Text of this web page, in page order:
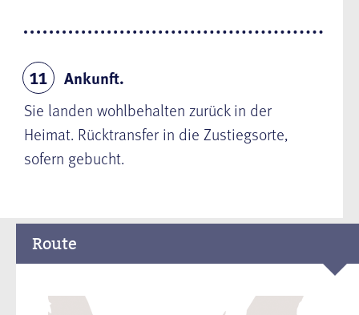
11
Ankunft.
Sie landen wohlbehalten zurück in der
Heimat. Rücktransfer in die Zustiegsorte,
sofern gebucht.
Route